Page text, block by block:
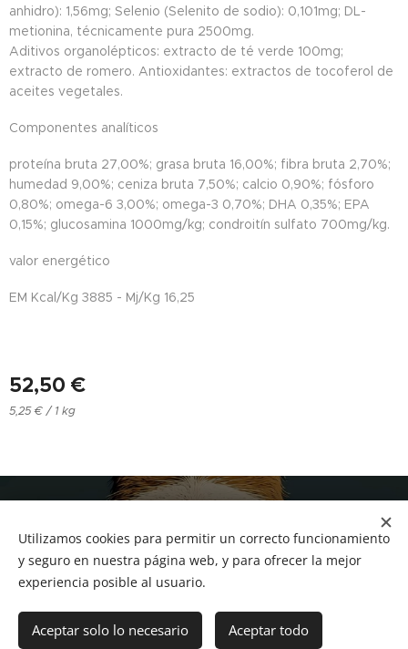
anhidro): 1,56mg; Selenio (Selenito de sodio): 0,101mg; DL-
metionina, técnicamente pura 2500mg.
Aditivos organolépticos: extracto de té verde 100mg;
extracto de romero. Antioxidantes: extractos de tocoferol de
aceites vegetales.
Componentes analíticos
proteína bruta 27,00%; grasa bruta 16,00%; fibra bruta 2,70%;
humedad 9,00%; ceniza bruta 7,50%; calcio 0,90%; fósforo
0,80%; omega-6 3,00%; omega-3 0,70%; DHA 0,35%; EPA
0,15%; glucosamina 1000mg/kg; condroitín sulfato 700mg/kg.
valor energético
EM Kcal/Kg 3885 - Mj/Kg 16,25
52,50 €
5,25 € / 1 kg
Añadir a la cesta
Tf.666351543
Utilizamos cookies para permitir un correcto funcionamiento
y seguro en nuestra página web, y para ofrecer la mejor
experiencia posible al usuario.
Aceptar solo lo necesario Aceptar todo